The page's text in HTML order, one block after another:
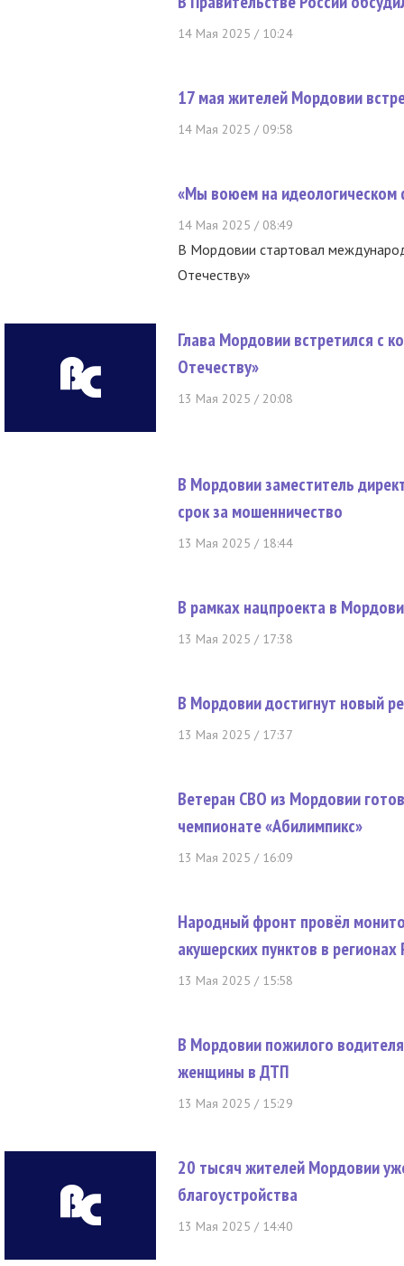
14 Мая 2025 / 10:24
17 мая жителей Мордовии
14 Мая 2025 / 09:58
«Мы воюем на идеологическом
14 Мая 2025 / 08:49
В Мордовии стартовал
Отечеству»
Глава Мордовии встретился с
Отечеству»
13 Мая 2025 / 20:08
В Мордовии заместитель
срок за мошенничество
13 Мая 2025 / 18:44
В рамках нацпроекта в
13 Мая 2025 / 17:38
В Мордовии достигнут новый
13 Мая 2025 / 17:37
Ветеран СВО из Мордовии
чемпионате «Абилимпикс»
13 Мая 2025 / 16:09
Народный фронт провёл
акушерских пунктов в регионах
13 Мая 2025 / 15:58
В Мордовии пожилого водителя
женщины в ДТП
13 Мая 2025 / 15:29
20 тысяч жителей Мордовии
благоустройства
13 Мая 2025 / 14:40